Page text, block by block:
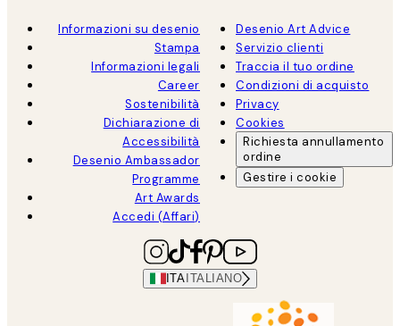
Informazioni su desenio
Stampa
Informazioni legali
Career
Sostenibilità
Dichiarazione di
Accessibilità
Desenio Ambassador
Programme
Art Awards
Accedi (Affari)
Desenio Art Advice
Servizio clienti
Traccia il tuo ordine
Condizioni di acquisto
Privacy
Cookies
Richiesta annullamento
ordine
Gestire i cookie
ITA ITALIANO